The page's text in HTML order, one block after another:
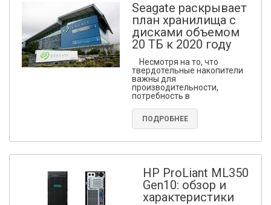
Seagate раскрывает
план хранилища с
дисками объемом
20 ТБ к 2020 году
Несмотря на то, что
твердотельные накопители
важны для
производительности,
потребность в
ПОДРОБНЕЕ
HP ProLiant ML350
Gen10: обзор и
характеристики